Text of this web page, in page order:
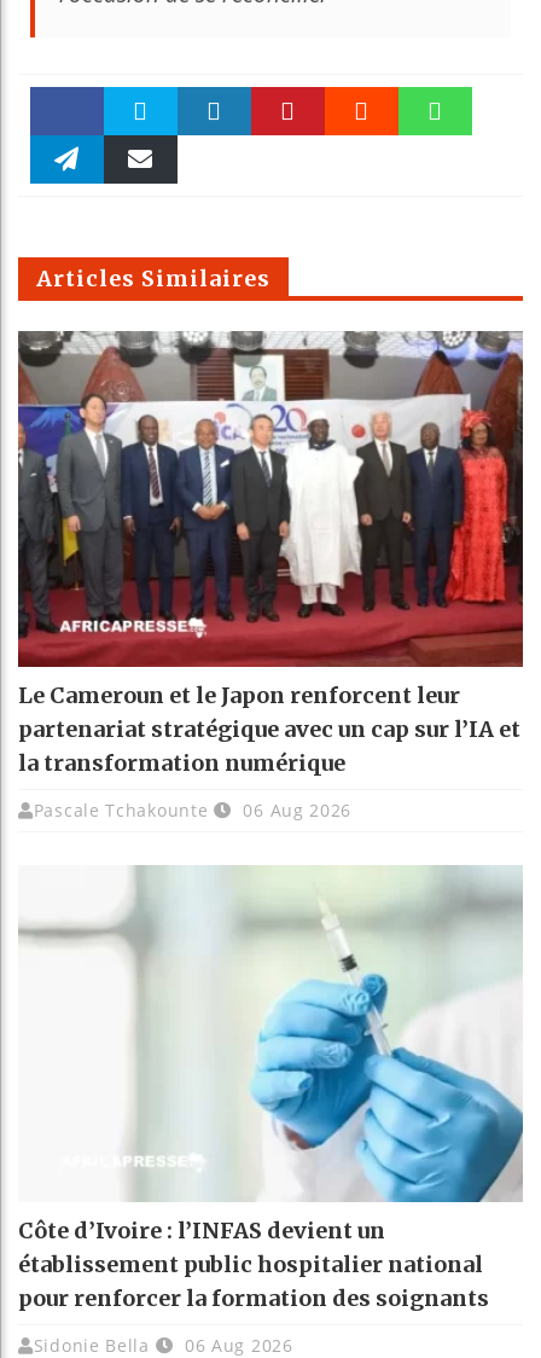
Faceboo Twitter
m
Articles Similaires
Le Cameroun et le Japon renforcent leur
partenariat stratégique avec un cap sur l’IA et
la transformation numérique
Pascale Tchakounte 06 Aug 2026
Côte d’Ivoire : l’INFAS devient un
établissement public hospitalier national
pour renforcer la formation des soignants
Sidonie Bella 06 Aug 2026